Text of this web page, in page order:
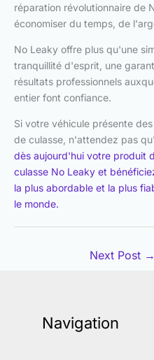
réparation révolutionnaire de
économiser du temps, de
No Leaky offre plus qu'une
tranquillité d'esprit, une
résultats professionnels
entier font confiance.
Si votre véhicule présente
de culasse, n'attendez pas
dès aujourd'hui votre produit
culasse No Leaky et
la plus abordable et la plus
le monde.
Next Post →
Navigation